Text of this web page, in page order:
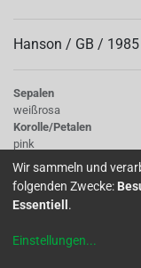
Hanson / GB / 1985
Sepalen
weißrosa
Korolle/Petalen
pink
Knospe/Blüte
einfach, klein
Wuchs
stehend
Wir sammeln und
folgenden Zwecke:
Essentiell .
Einstellungen...